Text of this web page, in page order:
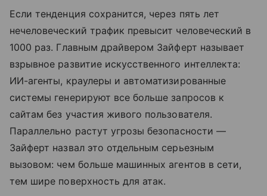
Если тенденция сохранится, через пять лет
нечеловеческий трафик превысит человеческий в
1000 раз. Главным драйвером Зайферт называет
взрывное развитие искусственного интеллекта:
ИИ-агенты, краулеры и автоматизированные
системы генерируют все больше запросов к
сайтам без участия живого пользователя.
Параллельно растут угрозы безопасности —
Зайферт назвал это отдельным серьезным
вызовом: чем больше машинных агентов в сети,
тем шире поверхность для атак.